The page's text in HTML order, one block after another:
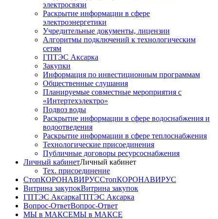
электросвязи
Раскрытие информации в сфере
электроэнергетики
Учредительные документы, лицензии
Алгоритмы подключений к технологическим
сетям
ГПТЭС Аксарка
Закупки
Информация по инвестиционным программам
Общественные слушания
Планируемые совместные мероприятия с
«Интертехэлектро»
Подвоз воды
Раскрытие информации в сфере водоснабжения и
водоотведения
Раскрытие информации в сфере теплоснабжения
Технологические присоединения
Публичные договоры ресурсоснабжения
Личный кабинетЛичный кабинет
Тех. присоединение
СтопКОРОНАВИРУССтопКОРОНАВИРУС
Витрина закупокВитрина закупок
ГПТЭС АксаркаГПТЭС Аксарка
Вопрос-ОтветВопрос-Ответ
МЫ в МАКСЕМЫ в МАКСЕ